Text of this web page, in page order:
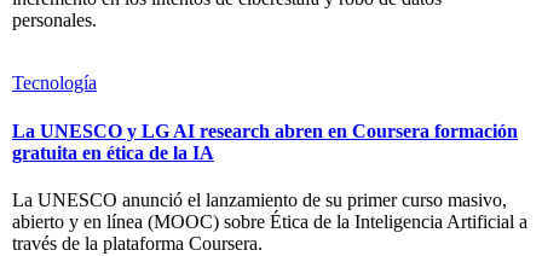
personales.
Tecnología
La UNESCO y LG AI research abren en Coursera formación
gratuita en ética de la IA
La UNESCO anunció el lanzamiento de su primer curso masivo,
abierto y en línea (MOOC) sobre Ética de la Inteligencia Artificial a
través de la plataforma Coursera.